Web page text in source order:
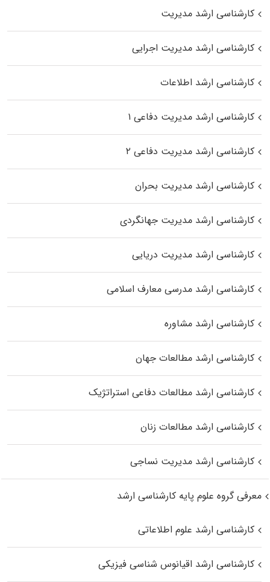
کارشناسی ارشد مدیریت
کارشناسی ارشد مدیریت اجرایی
کارشناسی ارشد اطلاعات
کارشناسی ارشد مدیریت دفاعی ۱
کارشناسی ارشد مدیریت دفاعی ۲
کارشناسی ارشد مدیریت بحران
کارشناسی ارشد مدیریت جهانگردی
کارشناسی ارشد مدیریت دریایی
کارشناسی ارشد مدرسی معارف اسلامی
کارشناسی ارشد مشاوره
کارشناسی ارشد مطالعات جهان
کارشناسی ارشد مطالعات دفاعی استراتژیک
کارشناسی ارشد مطالعات زنان
کارشناسی ارشد مدیریت نساجی
معرفی گروه علوم پایه کارشناسی ارشد
کارشناسی ارشد علوم اطلاعاتی
کارشناسی ارشد اقیانوس‌ شناسی فیزیکی